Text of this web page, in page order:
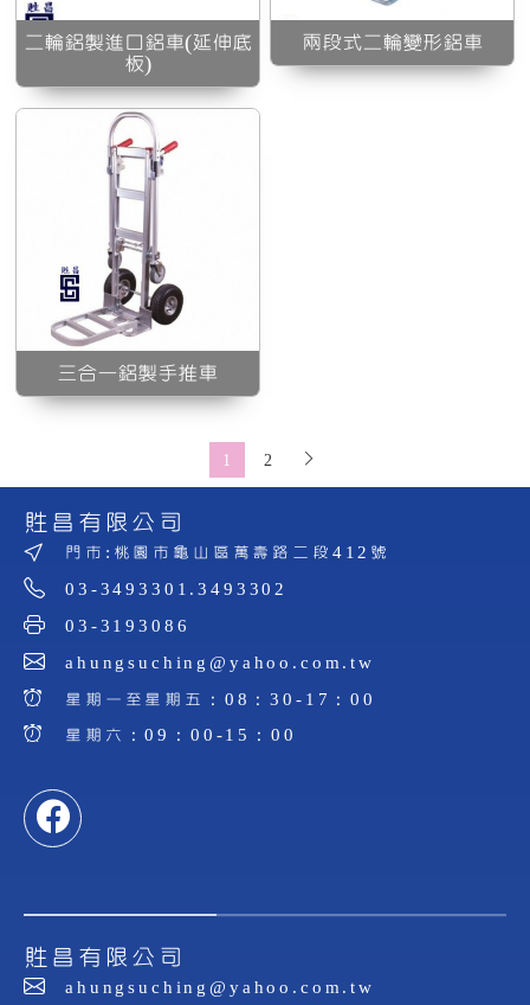
二輪鋁製進口鋁車(延伸底
板)
兩段式二輪變形鋁車
三合一鋁製手推車
1 2
貹昌有限公司
門市:桃園市龜山區萬壽路二段412號
03-3493301.3493302
03-3193086
ahungsuching@yahoo.com.tw
星期一至星期五：08：30-17：00
星期六：09：00-15：00
貹昌有限公司
ahungsuching@yahoo.com.tw